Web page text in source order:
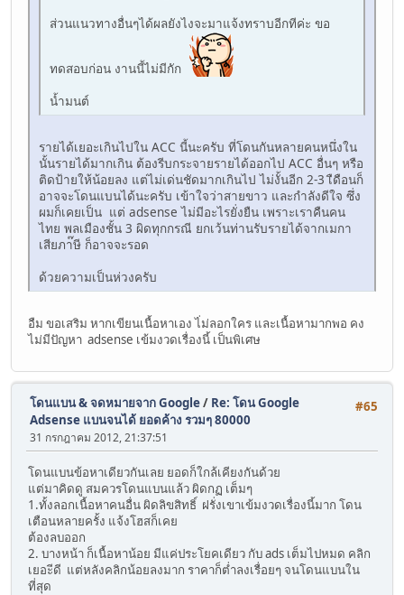
ส่วนแนวทางอื่นๆได้ผลยังไงจะมาแจ้งทราบอีกทีค่ะ ขอ
ทดสอบก่อน งานนี้ไม่มีกัก
น้ำมนต์
รายได้เยอะเกินไปใน ACC นี้นะครับ ที่โดนกันหลายคนหนึ่งใน
นั้นรายได้มากเกิน ต้องรีบกระจายรายได้ออกไป ACC อื่นๆ หรือ
ติดป้ายให้น้อยลง แต่ไม่เด่นชัดมากเกินไป ไม่งั้นอีก 2-3 เืดือนก็
อาจจะโดนแบนได้นะครับ เข้าใจว่าสายขาว และกำลังดีใจ ซึ่ง
ผมก็เคยเป็น แต่ adsense ไม่มีอะไรยั่งยืน เพราะเราคืนคน
ไทย พลเมืองชั้น 3 ผิดทุกกรณี ยกเว้นท่านรับรายได้จากเมกา
เสียภา๊ษี ก็อาจจะรอด
ด้วยความเป็นห่วงครับ
อืม ขอเสริม หากเขียนเนื้อหาเอง ไ่ม่ลอกใคร และเนื้อหามากพอ คง
ไม่มีปัญหา adsense เข้มงวดเรื่องนี้ เป็นพิเศษ
#65
โดนแบน & จดหมายจาก Google/ Re: โดน Google
Adsense แบนจนได้ ยอดค้าง รวมๆ 80000
31 กรกฎาคม 2012, 21:37:51
โดนแบนข้อหาเดียวกันเลย ยอดก็ใกล้เคียงกันด้วย
แต่มาคิดดู สมควรโดนแบนแล้ว ผิดกฏ เต็มๆ
1.ทั้งลอกเนื้อหาคนอื่น ผิดลิขสิทธิ์ ฝรั่งเขาเข้มงวดเรื่องนี้มาก โดน
เตือนหลายครั้ง แจ้งโฮสก็เคย
ต้องลบออก
2. บางหน้า ก็เนื้อหาน้อย มีแค่ประโยคเดียว กับ ads เต็มไปหมด คลิก
เยอะีดี แต่หลังคลิกน้อยลงมาก ราคาก็ต่ำลงเรื่อยๆ จนโดนแบนใน
ที่สุด